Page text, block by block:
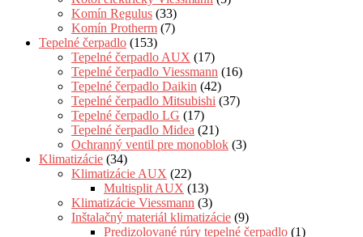
Komín Regulus (33)
Komín Protherm (7)
Tepelné čerpadlo (153)
Tepelné čerpadlo AUX (17)
Tepelné čerpadlo Viessmann (16)
Tepelné čerpadlo Daikin (42)
Tepelné čerpadlo Mitsubishi (37)
Tepelné čerpadlo LG (17)
Tepelné čerpadlo Midea (21)
Ochranný ventil pre monoblok (3)
Klimatizácie (34)
Klimatizácie AUX (22)
Multisplit AUX (13)
Klimatizácie Viessmann (3)
Inštalačný materiál klimatizácie (9)
Predizolované rúry tepelné čerpadlo (1)